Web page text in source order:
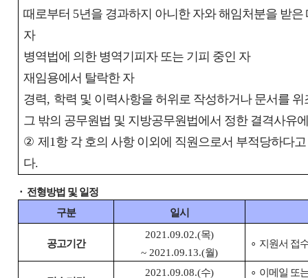
때로부터 5년을 경과하지 아니한 자와 해임처분을 받
자
병역법에 의한 병역기피자 또는 기피 중인 자
재임용에서 탈락한 자
경력, 학력 및 이력사항을 허위로 작성하거나 문서를
그 밖의 공무원법 및 지방공무원법에서 정한 결격사유
② 제 1항 각 호의 사항 이외에 직원으로서 부적당하다
다.
⬝ 전형방법 및 일정
구분 일시
공고기간
2021.09.02.(목)
~ 2021.09.13.(월)
∘ 지원서 접
2021.09.08.(수)
∘ 이메일 또